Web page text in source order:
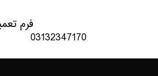
03132347170
فرم